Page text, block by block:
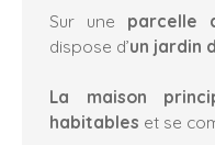
Sur une parcelle
dispose d’un jardin
La maison
habitables et se